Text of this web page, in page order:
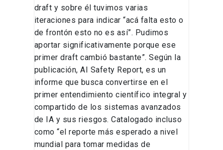
draft y sobre él tuvimos varias
iteraciones para indicar “acá falta esto o
de frontón esto no es así”. Pudimos
aportar significativamente porque ese
primer draft cambió bastante”. Según la
publicación, AI Safety Report, es un
informe que busca convertirse en el
primer entendimiento científico integral y
compartido de los sistemas avanzados
de IA y sus riesgos. Catalogado incluso
como “el reporte más esperado a nivel
mundial para tomar medidas de